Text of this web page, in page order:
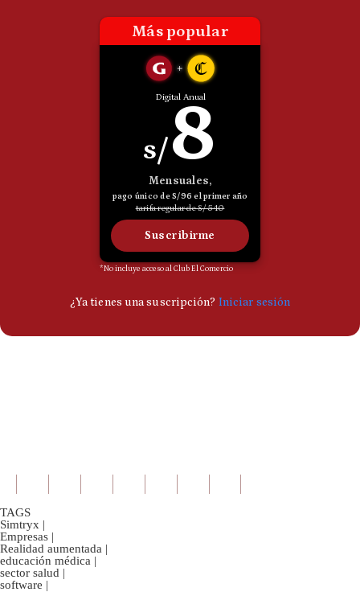
TAGS
Simtryx |
Empresas |
Realidad aumentada |
educación médica |
sector salud |
software |